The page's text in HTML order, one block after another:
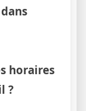
horaires
?